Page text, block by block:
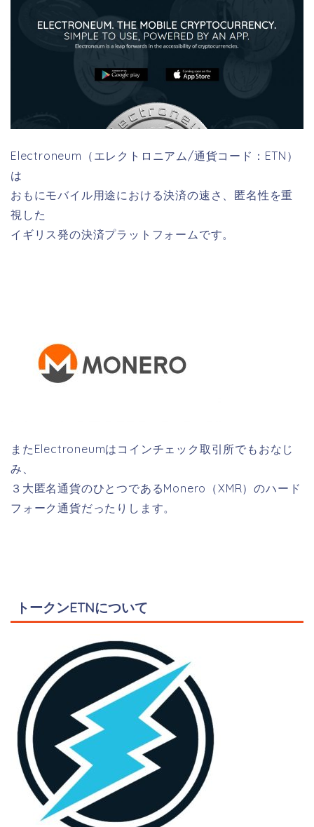
Electroneum（エレクトロニアム/通貨コード：ETN）
は
おもにモバイル用途における決済の速さ、匿名性を重
視した
イギリス発の決済プラットフォームです。
またElectroneumはコインチェック取引所でもおなじ
み、
３大匿名通貨のひとつであるMonero（XMR）のハード
フォーク通貨だったりします。
トークンETNについて